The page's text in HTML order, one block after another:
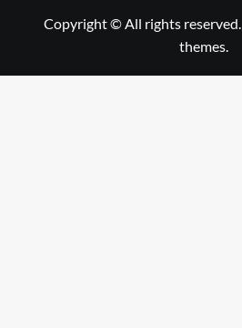
Copyright © All rights reserved.
themes.